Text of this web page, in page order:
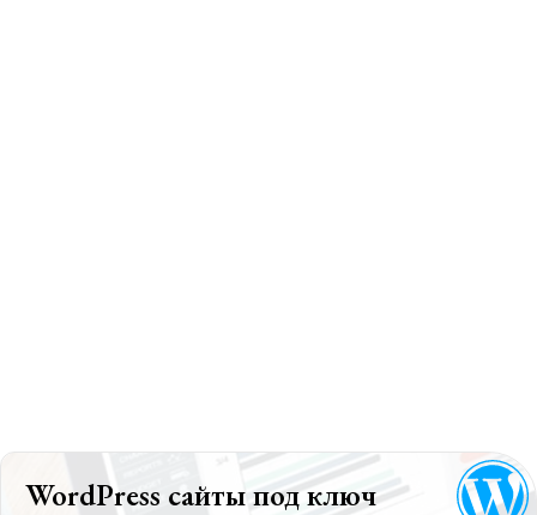
WordPress сайты под ключ